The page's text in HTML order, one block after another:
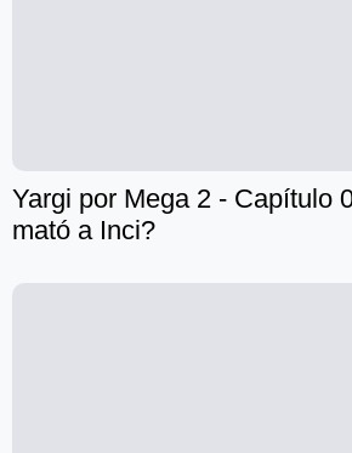
Yargi por Mega 2 - Capítulo
mató a Inci?